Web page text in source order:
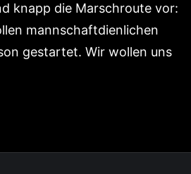
knapp die Marschroute vor:
mannschaftdienlichen
gestartet. Wir wollen uns